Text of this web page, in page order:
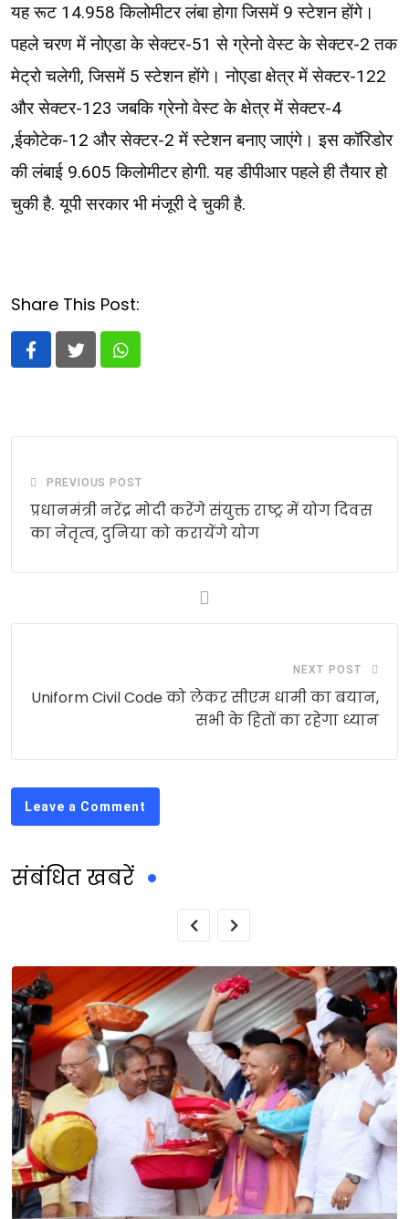
यह रूट 14.958 किलोमीटर लंबा होगा जिसमें 9 स्टेशन होंगे।
पहले चरण में नोएडा के सेक्टर-51 से ग्रेनो वेस्ट के सेक्टर-2 तक
मेट्रो चलेगी, जिसमें 5 स्टेशन होंगे। नोएडा क्षेत्र में सेक्टर-122
और सेक्टर-123 जबकि ग्रेनो वेस्ट के क्षेत्र में सेक्टर-4
,ईकोटेक-12 और सेक्टर-2 में स्टेशन बनाए जाएंगे। इस कॉरिडोर
की लंबाई 9.605 किलोमीटर होगी. यह डीपीआर पहले ही तैयार हो
चुकी है. यूपी सरकार भी मंजूरी दे चुकी है.
Share This Post:
Whatsapp
PREVIOUS POST
प्रधानमंत्री नरेंद्र मोदी करेंगे संयुक्त राष्ट्र में योग दिवस
का नेतृत्व, दुनिया को करायेंगे योग
NEXT POST
Uniform Civil Code को लेकर सीएम धामी का बयान,
सभी के हितों का रहेगा ध्यान
Leave a Comment
संबंधित खबरें